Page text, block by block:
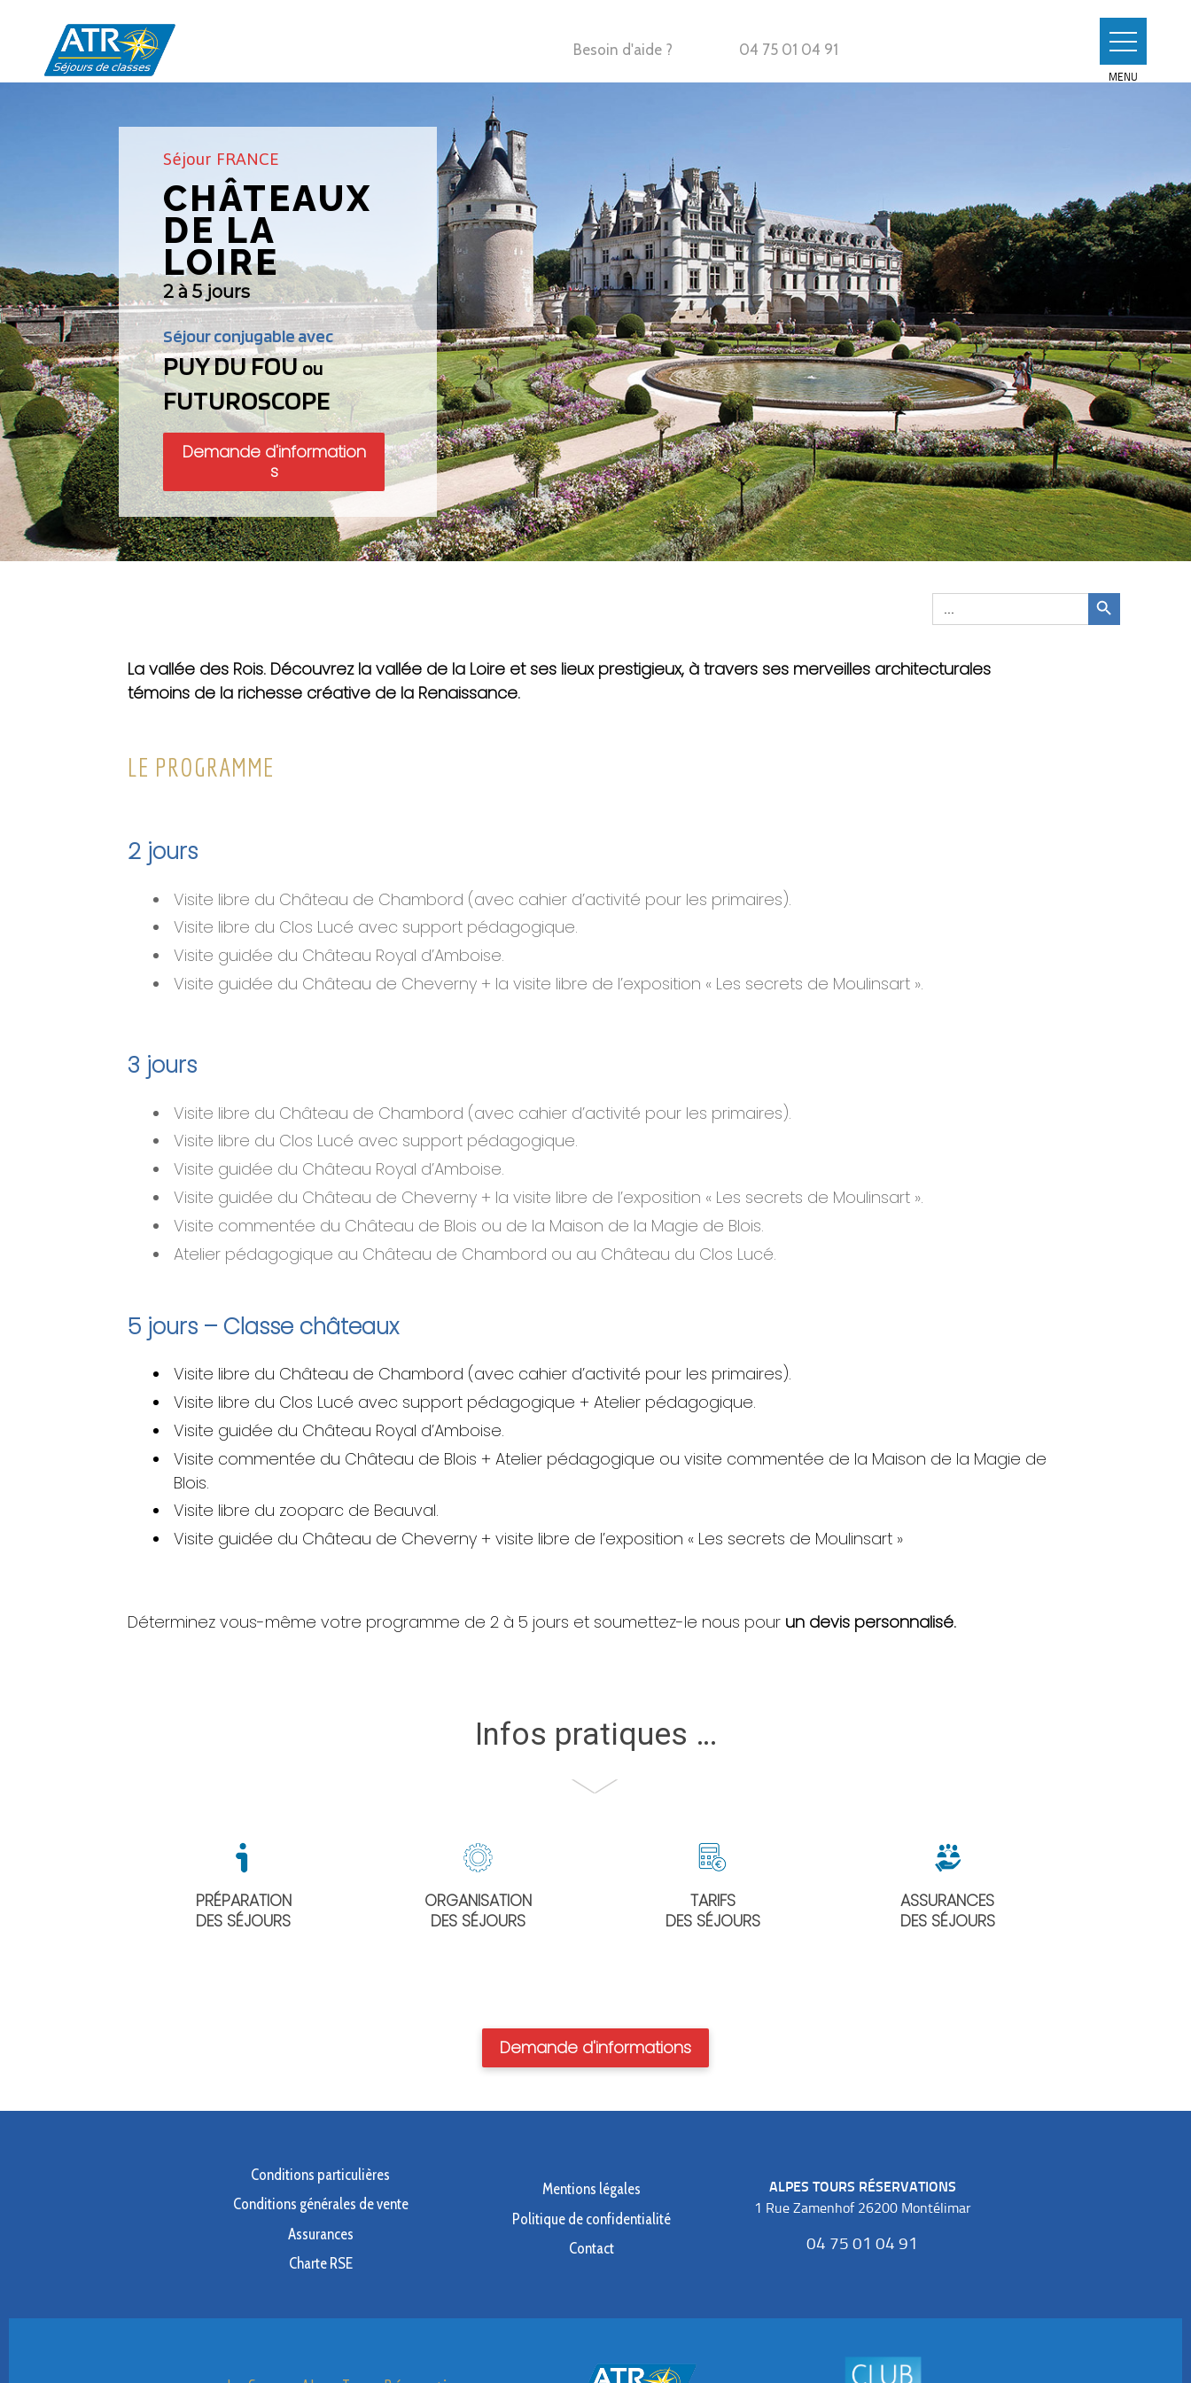
Besoin d'aide ? 04 75 01 04 91
Séjour FRANCE
CHÂTEAUX
DE LA
LOIRE
2 à 5 jours
Séjour conjugable avec
PUY DU FOUou
FUTUROSCOPE
Demande d'information
s
Search
for:
Search Button
La vallée des Rois. Découvrez la vallée de la Loire et ses lieux prestigieux, à travers ses merveilles architecturales
témoins de la richesse créative de la Renaissance.
LE PROGRAMME
2 jours
Visite libre du Château de Chambord (avec cahier d’activité pour les primaires).
Visite libre du Clos Lucé avec support pédagogique.
Visite guidée du Château Royal d’Amboise.
Visite guidée du Château de Cheverny + la visite libre de l’exposition « Les secrets de Moulinsart ».
3 jours
Visite libre du Château de Chambord (avec cahier d’activité pour les primaires).
Visite libre du Clos Lucé avec support pédagogique.
Visite guidée du Château Royal d’Amboise.
Visite guidée du Château de Cheverny + la visite libre de l’exposition « Les secrets de Moulinsart ».
Visite commentée du Château de Blois ou de la Maison de la Magie de Blois.
Atelier pédagogique au Château de Chambord ou au Château du Clos Lucé.
5 jours – Classe châteaux
Visite libre du Château de Chambord (avec cahier d’activité pour les primaires).
Visite libre du Clos Lucé avec support pédagogique + Atelier pédagogique.
Visite guidée du Château Royal d’Amboise.
Visite commentée du Château de Blois + Atelier pédagogique ou visite commentée de la Maison de la Magie de
Blois.
Visite libre du zooparc de Beauval.
Visite guidée du Château de Cheverny + visite libre de l’exposition « Les secrets de Moulinsart »
Déterminez vous-même votre programme de 2 à 5 jours et soumettez-le nous pour un devis personnalisé.
Infos pratiques …
PRÉPARATION
DES SÉJOURS
ORGANISATION
DES SÉJOURS
TARIFS
DES SÉJOURS
ASSURANCES
DES SÉJOURS
Demande d'informations
Conditions particulières
Conditions générales de vente
Assurances
Charte RSE
Mentions légales
Politique de confidentialité
Contact
ALPES TOURS RÉSERVATIONS
1 Rue Zamenhof 26200 Montélimar
04 75 01 04 91